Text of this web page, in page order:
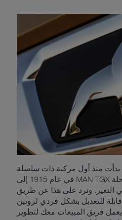
- نحن دائمًا
بدأت منذ أول مركبة ذات سلسلة
في عام 1915 إلى MAN TGX بالإثارة. وتستمر هذه الرحلة
التغير. ونرد على هذا عن طريق
قابلة للتعديل بشكل فردي لروتين
فريق المبيعات معك لتطوير